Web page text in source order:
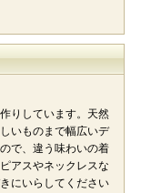
りしています。天然
いものまで幅広いデ
で、違う味わいの着
アスやネックレスな
にいらしてください